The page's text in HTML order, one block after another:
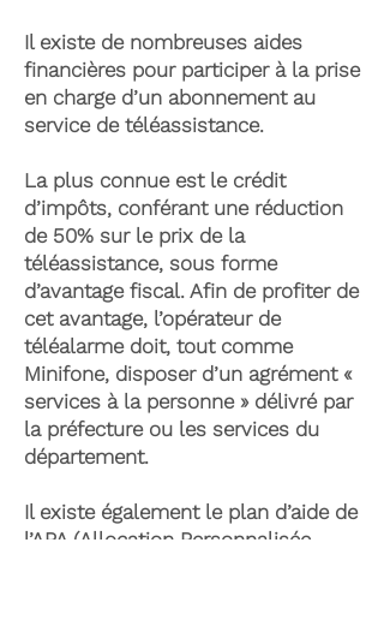
Il existe de nombreuses aides
financières pour participer à la prise
en charge d’un abonnement au
service de téléassistance.
La plus connue est le crédit
d’impôts, conférant une réduction
de 50% sur le prix de la
téléassistance, sous forme
d’avantage fiscal. Afin de profiter de
cet avantage, l’opérateur de
téléalarme doit, tout comme
Minifone, disposer d’un agrément «
services à la personne » délivré par
la préfecture ou les services du
département.
Il existe également le plan d’aide de
l’APA (Allocation Personnalisée